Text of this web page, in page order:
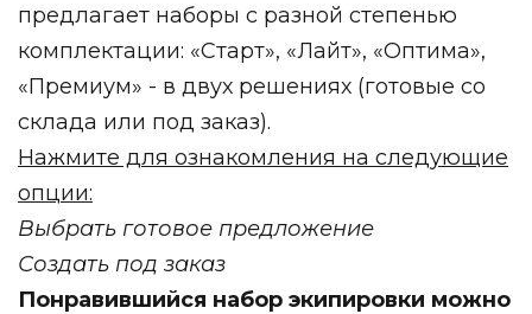
предлагает наборы с разной степенью
комплектации: «Старт», «Лайт», «Оптима»,
«Премиум» - в двух решениях (готовые со
склада или под заказ).
Нажмите для ознакомления на следующие
опции:
Выбрать готовое предложение
Создать под заказ
Понравившийся набор экипировки можно